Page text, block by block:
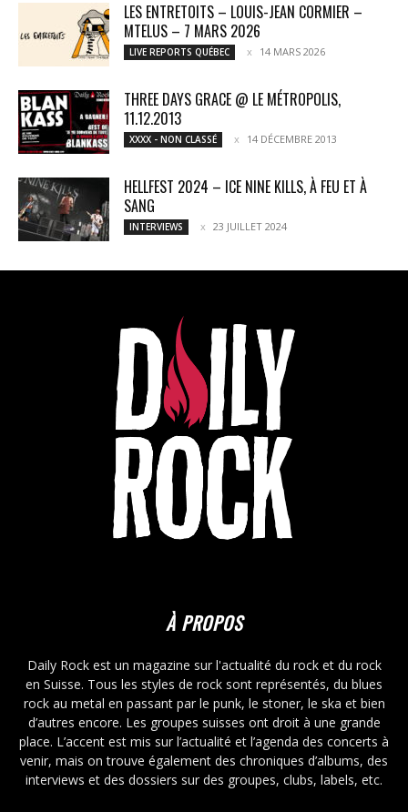
LES ENTRETOITS – LOUIS-JEAN CORMIER –
MTELUS – 7 MARS 2026
LIVE REPORTS QUÉBEC 14 MARS 2026
THREE DAYS GRACE @ LE MÉTROPOLIS,
11.12.2013
XXXX - NON CLASSÉ 14 DÉCEMBRE 2013
HELLFEST 2024 – ICE NINE KILLS, À FEU ET À
SANG
INTERVIEWS 23 JUILLET 2024
À PROPOS
Daily Rock est un magazine sur l'actualité du rock et du rock
en Suisse. Tous les styles de rock sont représentés, du blues
rock au metal en passant par le punk, le stoner, le ska et bien
d’autres encore. Les groupes suisses ont droit à une grande
place. L’accent est mis sur l’actualité et l’agenda des concerts à
venir, mais on trouve également des chroniques d’albums, des
interviews et des dossiers sur des groupes, clubs, labels, etc.